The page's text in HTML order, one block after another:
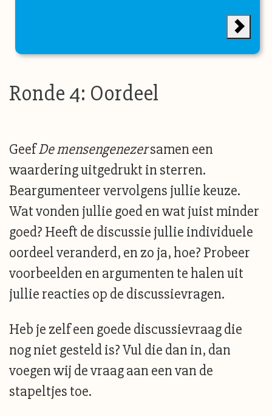
Ronde 4: Oordeel
GeefDe mensengenezersamen een
waardering uitgedrukt in sterren.
Beargumenteer vervolgens jullie keuze.
Wat vonden jullie goed en wat juist minder
goed? Heeft de discussie jullie individuele
oordeel veranderd, en zo ja, hoe? Probeer
voorbeelden en argumenten te halen uit
jullie reacties op de discussievragen.
Heb je zelf een goede discussievraag die
nog niet gesteld is? Vul die dan in, dan
voegen wij de vraag aan een van de
stapeltjes toe.